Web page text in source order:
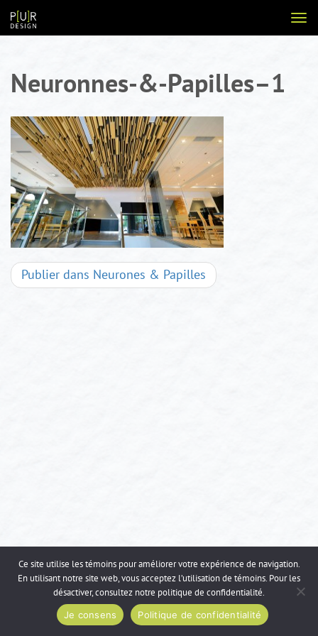
contenu
Neuronnes-&-Papilles–1
Navigation
Publier dans Neurones & Papilles
Voir
Ce site utilise les témoins pour améliorer votre expérience de navigation.
En utilisant notre site web, vous acceptez l’utilisation de témoins. Pour les
désactiver, consultez notre politique de confidentialité.
Je consens
Politique de confidentialité